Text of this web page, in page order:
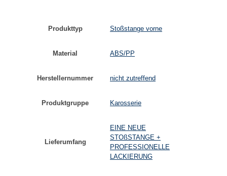
Produkttyp Stoßstange vorne
Material ABS/PP
Herstellernummer nicht zutreffend
Produktgruppe Karosserie
Lieferumfang
EINE NEUE
STOßSTANGE +
PROFESSIONELLE
LACKIERUNG